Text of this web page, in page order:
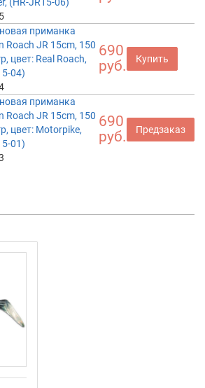
(HR-JR15-06)
приманка
Roach JR 15cm, 150
цвет: Real Roach,
04)
690
руб.
Купить
приманка
Roach JR 15cm, 150
цвет: Motorpike,
01)
690
руб.
Предзаказ